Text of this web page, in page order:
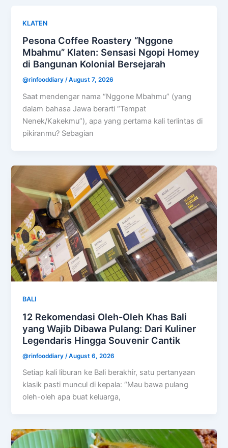
KLATEN
Pesona Coffee Roastery “Nggone
Mbahmu” Klaten: Sensasi Ngopi Homey
di Bangunan Kolonial Bersejarah
@rinfooddiary/August 7, 2026
Saat mendengar nama “Nggone Mbahmu” (yang
dalam bahasa Jawa berarti “Tempat
Nenek/Kakekmu”), apa yang pertama kali terlintas di
pikiranmu? Sebagian
BALI
12 Rekomendasi Oleh-Oleh Khas Bali
yang Wajib Dibawa Pulang: Dari Kuliner
Legendaris Hingga Souvenir Cantik
@rinfooddiary /August 6, 2026
Setiap kali liburan ke Bali berakhir, satu pertanyaan
klasik pasti muncul di kepala: “Mau bawa pulang
oleh-oleh apa buat keluarga,